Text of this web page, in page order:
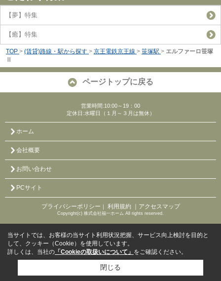
【夢】特集
【癒】特集
TOP > (賃貸)路線・駅から探す > 京王電鉄京王線 > 笹塚駅 > エルファーロ笹塚
ページトップに戻る
営業時間:10:00～19：00
定休日:水曜日（１月～３月は無休）
ホーム
会社概要
お問い合わせ
PCサイト
プライバシーポリシー ｜ 利用規約 ｜アクセスマップ
Copyright(c) 株式会社福一ホーム All rights reserved.
当サイトでは、お客様の当サイト利用状況把握、サービス向上検討を目的と
して、クッキー（Cookie）を使用しています。
詳しくは、当社の 「Cookieの取扱いについて」 をご確認ください。
閉じる